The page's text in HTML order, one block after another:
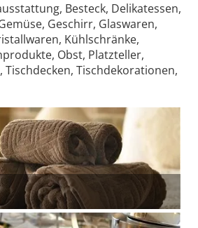
Besteck, Delikatessen,
Geschirr, Glaswaren,
Kühlschränke,
Obst, Platzteller,
Tischdecken, Tischdekorationen,